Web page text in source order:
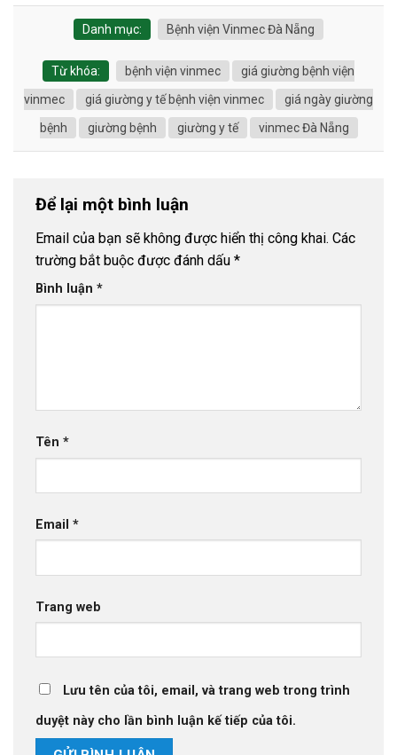
Danh mục: Bệnh viện Vinmec Đà Nẵng
Từ khóa: bệnh viện vinmec
giá giường bệnh viện
vinmec
giá giường y tế bệnh viện vinmec
giá ngày giường
bệnh
giường bệnh giường y tế vinmec Đà Nẵng
Để lại một bình luận
Email của bạn sẽ không được hiển thị công khai. Các
trường bắt buộc được đánh dấu *
Bình luận *
Tên *
Email *
Trang web
Lưu tên của tôi, email, và trang web trong trình
duyệt này cho lần bình luận kế tiếp của tôi.